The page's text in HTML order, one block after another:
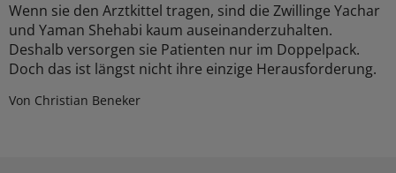
Wenn sie den Arztkittel tragen, sind die Zwillinge Yachar
und Yaman Shehabi kaum auseinanderzuhalten.
Deshalb versorgen sie Patienten nur im Doppelpack.
Doch das ist längst nicht ihre einzige Herausforderung.
Von Christian Beneker